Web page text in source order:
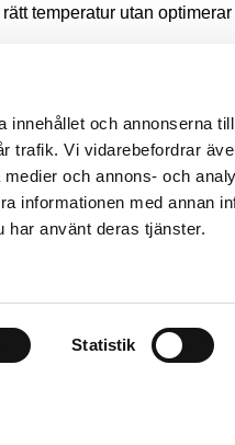
och annonserna
trafik. Vi vidarebefordrar
och annons- och
informationen med annan
har använt deras tjänster.
Statistik
temperatur utan
helt naturligt. Med
en riktigt skön, varm
till målat virke.
Kontakt
POSTADRESS